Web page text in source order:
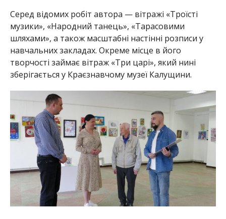
Серед відомих робіт автора — вітражі «Троїсті
музики», «Народний танець», «Тарасовими
шляхами», а також масштабні настінні розписи у
навчальних закладах. Окреме місце в його
творчості займає вітраж «Три царі», який нині
зберігається у Краєзнавчому музеї Калущини.